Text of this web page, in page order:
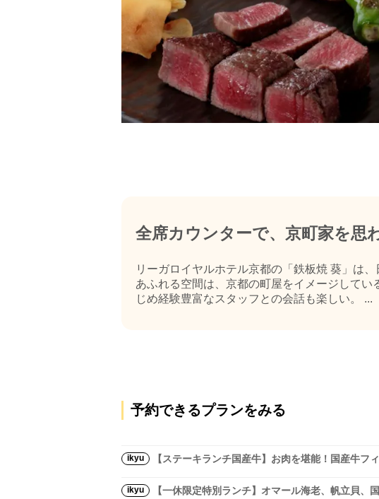
全席カウンターで、京町家を思
リーガロイヤルホテル京都の「鉄板焼 葵」は
あふれる空間は、京都の町屋をイメージして
じめ経験豊富なスタッフとの会話も楽しい。 ...
予約できるプランをみる
ikyu 【ステーキランチ国産牛】お肉を堪能！国産牛フ
ikyu 【一休限定特別ランチ】オマール海老、帆立貝、